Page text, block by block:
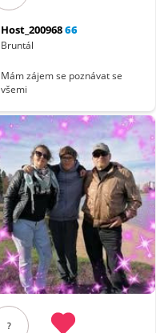
Host_20096866
Bruntál
Mám zájem se poznávat se
všemi
?